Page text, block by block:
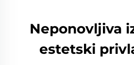
Neponovljiva
estetski